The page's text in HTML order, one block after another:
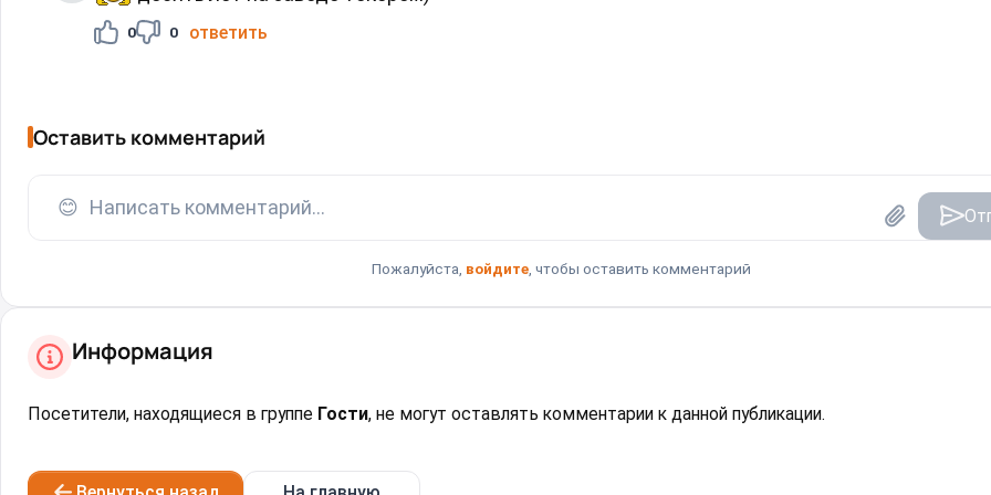
0 0 ответить
Оставить комментарий
😊 Написать комментарий...
Пожалуйста, войдите, чтобы оставить комментарий
Информация
Посетители, находящиеся в группе Гости, не могут оставлять комментарии к данной публикации.